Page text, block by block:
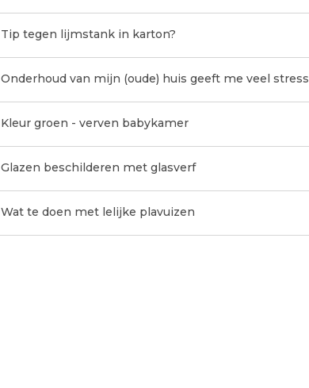
Tip tegen lijmstank in karton?
Onderhoud van mijn (oude) huis geeft me veel stress
Kleur groen - verven babykamer
Glazen beschilderen met glasverf
Wat te doen met lelijke plavuizen